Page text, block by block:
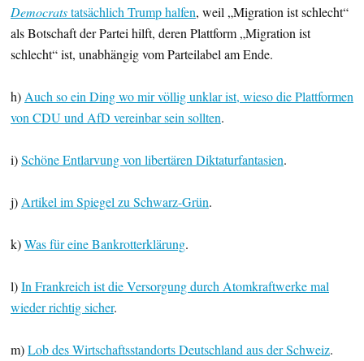
Democratstatsächlich Trump halfen, weil „Migration ist schlecht“
als Botschaft der Partei hilft, deren Plattform „Migration ist
schlecht“ ist, unabhängig vom Parteilabel am Ende.
h) Auch so ein Ding wo mir völlig unklar ist, wieso die Plattformen
von CDU und AfD vereinbar sein sollten.
i)Schöne Entlarvung von libertären Diktaturfantasien.
j) Artikel im Spiegel zu Schwarz-Grün.
k)Was für eine Bankrotterklärung.
l)In Frankreich ist die Versorgung durch Atomkraftwerke mal
wieder richtig sicher.
m)Lob des Wirtschaftsstandorts Deutschland aus der Schweiz.